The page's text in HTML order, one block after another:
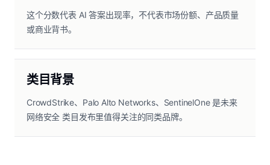
这个分数代表 AI 答案出现率，不代表市场份额、产品质量
或商业背书。
类目背景
CrowdStrike、Palo Alto Networks、SentinelOne 是未来
网络安全 类目发布里值得关注的同类品牌。